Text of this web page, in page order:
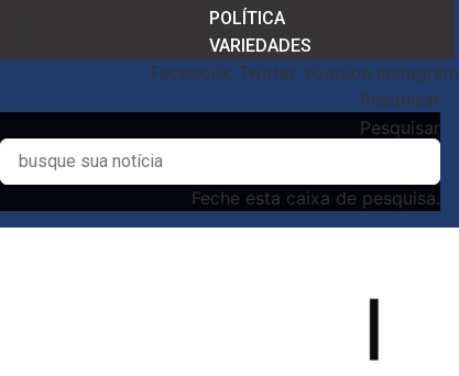
POLÍTICA
VARIEDADES
Facebook Twitter Youtube Instagram
Pesquisar
Pesquisar
Feche esta caixa de pesquisa.